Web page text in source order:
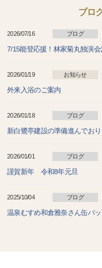
ブロ
2026/07/16 ブログ
7/15能登応援！林家菊丸独演会
2026/01/19 お知らせ
外来入浴のご案内
2026/01/18 ブログ
新白鷺亭建設の準備進んでおり
2026/01/01 ブログ
謹賀新年 令和8年元旦
2025/10/04 ブログ
温泉むすめ和倉雅奈さん缶バ